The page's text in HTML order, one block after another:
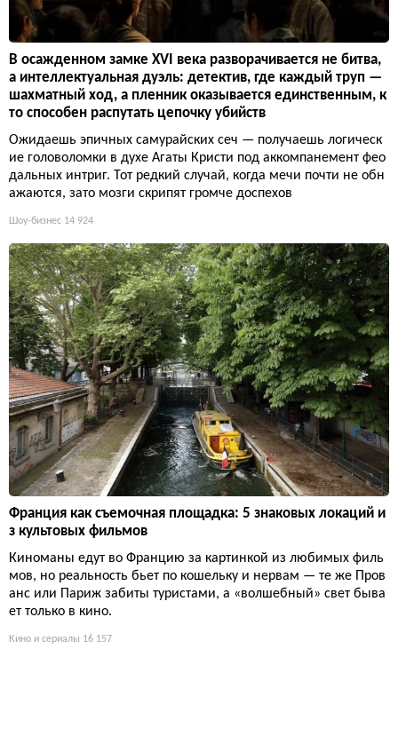
В осажденном замке XVI века разворачивается не битва,
а интеллектуальная дуэль: детектив, где каждый труп —
шахматный ход, а пленник оказывается единственным, к
то способен распутать цепочку убийств
Ожидаешь эпичных самурайских сеч — получаешь логическ
ие головоломки в духе Агаты Кристи под аккомпанемент фео
дальных интриг. Тот редкий случай, когда мечи почти не обн
ажаются, зато мозги скрипят громче доспехов
Шоу-бизнес 14 924
Франция как съемочная площадка: 5 знаковых локаций и
з культовых фильмов
Киноманы едут во Францию за картинкой из любимых филь
мов, но реальность бьет по кошельку и нервам — те же Пров
анс или Париж забиты туристами, а «волшебный» свет быва
ет только в кино.
Кино и сериалы 16 157